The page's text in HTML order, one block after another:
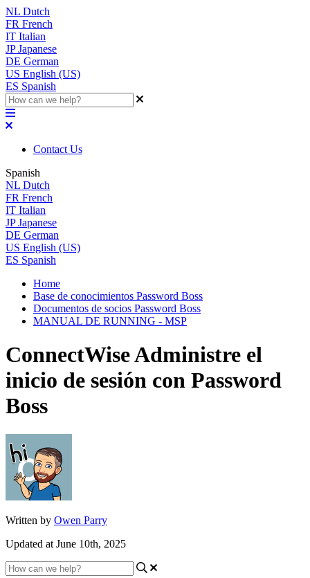
NL Dutch
FR French
IT Italian
JP Japanese
DE German
US English (US)
ES Spanish
Contact Us
Spanish
NL Dutch
FR French
IT Italian
JP Japanese
DE German
US English (US)
ES Spanish
Home
Base de conocimientos Password Boss
Documentos de socios Password Boss
MANUAL DE RUNNING - MSP
ConnectWise Administre el
inicio de sesión con Password
Boss
Written by Owen Parry
Updated at June 10th, 2025